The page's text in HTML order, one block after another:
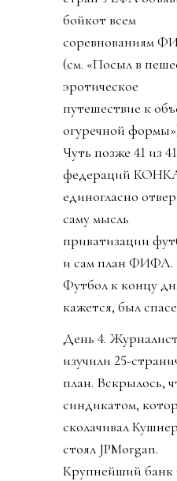
бойкот всем
соревнованиям
(см. «Посыл в
эротическое
путешествие к
огуречной
Чуть позже 41 из 41
федераций
единогласно
саму мысль
приватизации
и сам план ФИФА.
Футбол к концу
кажется, был
День 4.
изучили 25-
план. Вскрылось,
синдикатом,
сколачивал Кушнер
стоял JPMorgan.
Крупнейший